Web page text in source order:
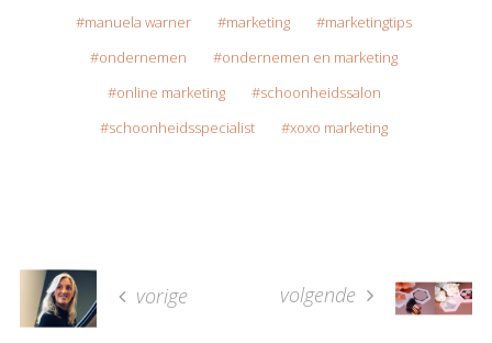
manuela warner
marketing
marketingtips
ondernemen
ondernemen en marketing
online marketing
schoonheidssalon
schoonheidsspecialist
xoxo marketing
vorige volgende